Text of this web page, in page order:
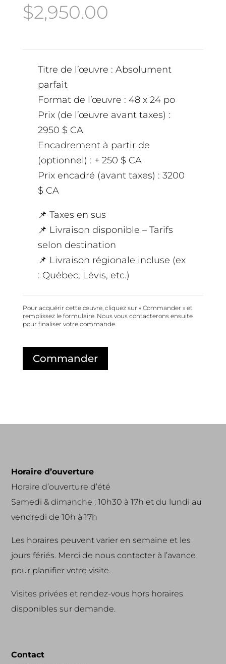
$2,950.00
Titre de l’œuvre : Absolument
parfait
Format de l’œuvre : 48 x 24 po
Prix (de l’œuvre avant taxes) :
2950 $ CA
Encadrement à partir de
(optionnel) : + 250 $ CA
Prix encadré (avant taxes) : 3200
$ CA
📌 Taxes en sus
📌 Livraison disponible – Tarifs
selon destination
📌 Livraison régionale incluse (ex
: Québec, Lévis, etc.)
Pour acquérir cette œuvre, cliquez sur « Commander » et
remplissez le formulaire. Nous vous contacterons ensuite
pour finaliser votre commande.
Horaire d’ouverture
Horaire d’ouverture d’été
Samedi & dimanche : 10h30 à 17h et du lundi au
vendredi de 10h à 17h
Les horaires peuvent varier en semaine et les
jours fériés. Merci de nous contacter à l’avance
pour planifier votre visite.
Visites privées et rendez-vous hors horaires
disponibles sur demande.
Contact